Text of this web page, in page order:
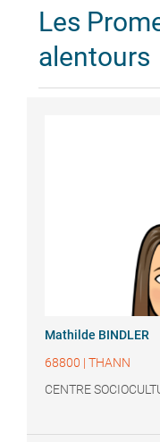
Les
alentours
Mathilde BINDLER
68800 | THANN
CENTRE